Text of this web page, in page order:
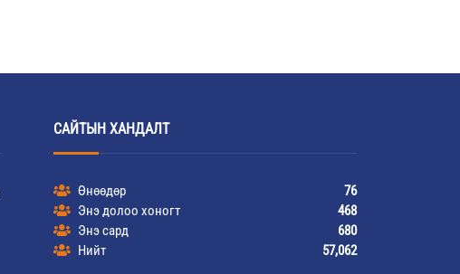
САЙТЫН ХАНДАЛТ
Өнөөдөр
76
Энэ долоо хоногт
468
Энэ сард
680
Нийт
57,062